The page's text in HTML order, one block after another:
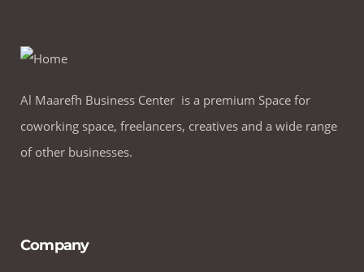
Al Maarefh Business Center is a premium Space for
coworking space, freelancers, creatives and a wide range
of other businesses.
Company